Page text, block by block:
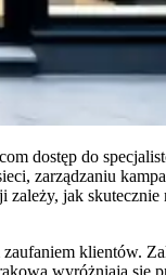
dostęp do
zarządzaniu
jak
klientów.
wyróżniają się